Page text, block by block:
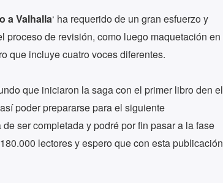
a Valhalla‘ ha requerido de un gran esfuerzo y
proceso de revisión, como luego maquetación en
que incluye cuatro voces diferentes.
que iniciaron la saga con el primer libro den el
poder prepararse para el siguiente
ser completada y podré por fin pasar a la fase
lectores y espero que con esta publicación